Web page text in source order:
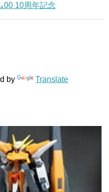
00 10周年記念
by Translate